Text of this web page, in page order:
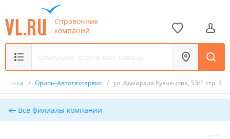
Справочник
компаний
/ Орион-Автотехсервис / ул. Адмирала Кузнецова, 53/1 стр. 3
Все филиалы компании